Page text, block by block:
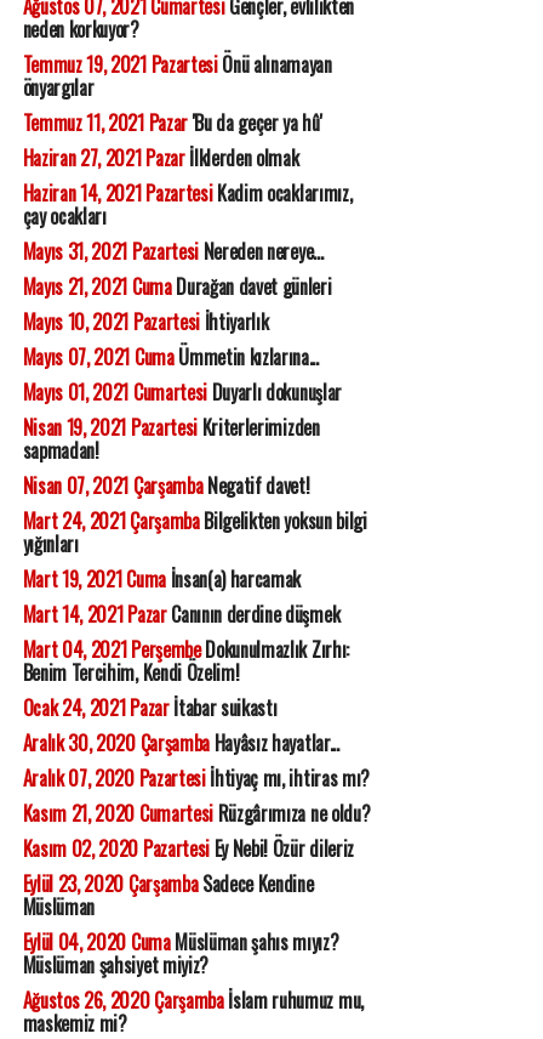
Ağustos 07, 2021 CumartesiGençler, evlilikten
neden korkuyor?
Temmuz 19, 2021 PazartesiÖnü alınamayan
önyargılar
Temmuz 11, 2021 Pazar'Bu da geçer ya hû'
Haziran 27, 2021 Pazarİlklerden olmak
Haziran 14, 2021 PazartesiKadim ocaklarımız,
çay ocakları
Mayıs 31, 2021 PazartesiNereden nereye...
Mayıs 21, 2021 CumaDurağan davet günleri
Mayıs 10, 2021 Pazartesiİhtiyarlık
Mayıs 07, 2021 CumaÜmmetin kızlarına...
Mayıs 01, 2021 CumartesiDuyarlı dokunuşlar
Nisan 19, 2021 PazartesiKriterlerimizden
sapmadan!
Nisan 07, 2021 ÇarşambaNegatif davet!
Mart 24, 2021 ÇarşambaBilgelikten yoksun bilgi
yığınları
Mart 19, 2021 Cumaİnsan(a) harcamak
Mart 14, 2021 PazarCanının derdine düşmek
Mart 04, 2021 PerşembeDokunulmazlık Zırhı:
Benim Tercihim, Kendi Özelim!
Ocak 24, 2021 Pazarİtabar suikastı
Aralık 30, 2020 ÇarşambaHayâsız hayatlar...
Aralık 07, 2020 Pazartesiİhtiyaç mı, ihtiras mı?
Kasım 21, 2020 CumartesiRüzgârımıza ne oldu?
Kasım 02, 2020 PazartesiEy Nebi! Özür dileriz
Eylül 23, 2020 ÇarşambaSadece Kendine
Müslüman
Eylül 04, 2020 CumaMüslüman şahıs mıyız?
Müslüman şahsiyet miyiz?
Ağustos 26, 2020 Çarşambaİslam ruhumuz mu,
maskemiz mi?